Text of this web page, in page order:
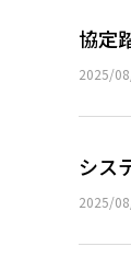
協定
2025/
シス
2025/